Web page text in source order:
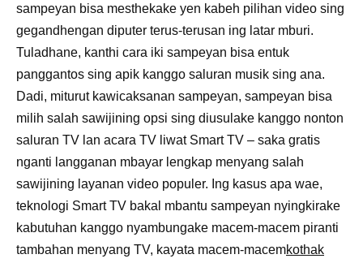
sampeyan bisa mesthekake yen kabeh pilihan video sing
gegandhengan diputer terus-terusan ing latar mburi.
Tuladhane, kanthi cara iki sampeyan bisa entuk
panggantos sing apik kanggo saluran musik sing ana.
Dadi, miturut kawicaksanan sampeyan, sampeyan bisa
milih salah sawijining opsi sing diusulake kanggo nonton
saluran TV lan acara TV liwat Smart TV – saka gratis
nganti langganan mbayar lengkap menyang salah
sawijining layanan video populer. Ing kasus apa wae,
teknologi Smart TV bakal mbantu sampeyan nyingkirake
kabutuhan kanggo nyambungake macem-macem piranti
tambahan menyang TV, kayata macem-macemkothak